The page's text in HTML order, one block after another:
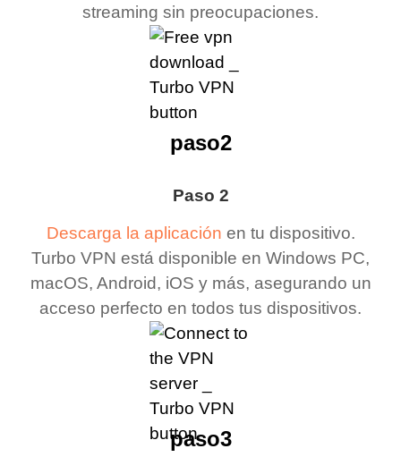
streaming sin preocupaciones.
Paso 2
Descarga la aplicación en tu dispositivo.
Turbo VPN está disponible en Windows PC,
macOS, Android, iOS y más, asegurando un
acceso perfecto en todos tus dispositivos.
paso2
paso3